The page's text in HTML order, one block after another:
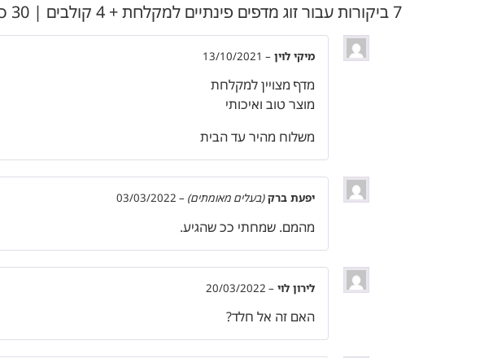
7 ביקורות עבור זוג מדפים פינתיים למקלחת + 4 קולבים | 30 ס"מ | אלומיניום אל חלד | זהב מוברש | מק"ט 205BG
מיקי לוין –
13/10/2021
מדף מצויין למקלחת
מוצר טוב ואיכותי
משלוח מהיר עד הבית
יפעת ברק(בעלים מאומתים) –
03/03/2022
מהמם. שמחתי ככ שהגיע.
לירון לוי –
20/03/2022
האם זה אל חלד?